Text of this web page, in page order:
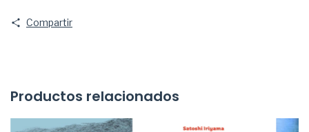
Compartir
Productos relacionados